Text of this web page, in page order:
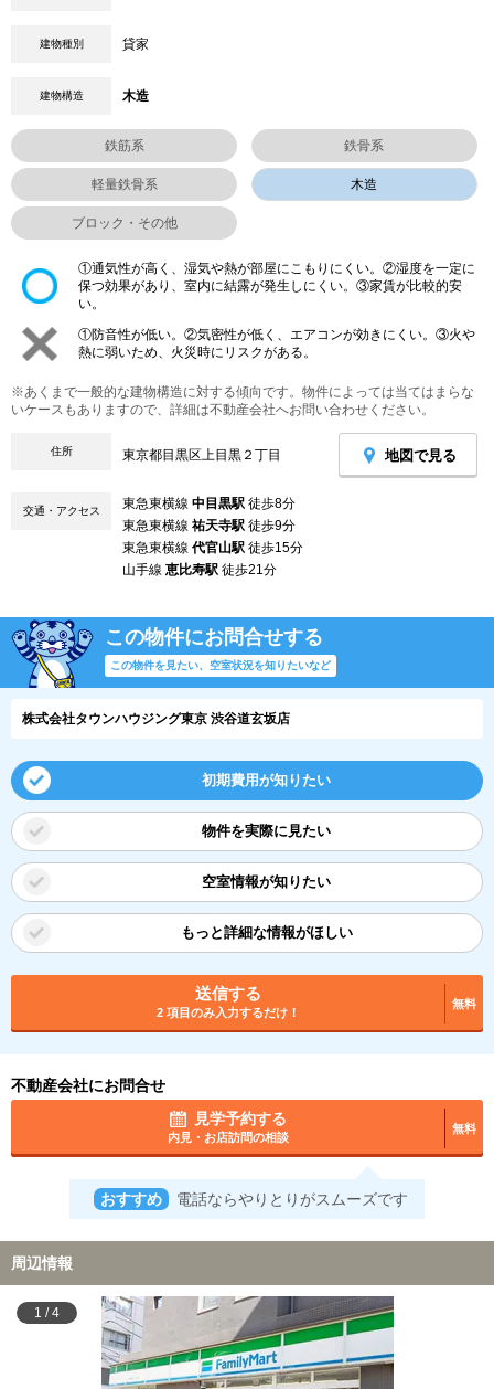
建物種別 貸家
建物構造 木造
鉄筋系 鉄骨系
軽量鉄骨系 木造
ブロック・その他
①通気性が高く、湿気や熱が部屋にこもりにくい。②湿度を一定に
保つ効果があり、室内に結露が発生しにくい。③家賃が比較的安
い。
①防音性が低い。②気密性が低く、エアコンが効きにくい。③火や
熱に弱いため、火災時にリスクがある。
※あくまで一般的な建物構造に対する傾向です。物件によっては当てはまらな
いケースもありますので、詳細は不動産会社へお問い合わせください。
住所 東京都目黒区上目黒２丁目 地図で見る
交通・アクセス 東急東横線 中目黒駅 徒歩8分
東急東横線 祐天寺駅 徒歩9分
東急東横線 代官山駅 徒歩15分
山手線 恵比寿駅 徒歩21分
この物件にお問合せする
この物件を見たい、空室状況を知りたいなど
株式会社タウンハウジング東京 渋谷道玄坂店
初期費用が知りたい
物件を実際に見たい
空室情報が知りたい
もっと詳細な情報がほしい
送信する
2 項目のみ入力するだけ！
無料
不動産会社にお問合せ
見学予約する
内見・お店訪問の相談
無料
おすすめ 電話ならやりとりがスムーズです
周辺情報
1 /4